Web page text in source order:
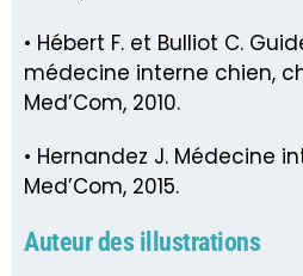
• Hébert F. et Bulliot C.
médecine interne chien,
Med’Com, 2010.
• Hernandez J. Médecine
Med’Com, 2015.
Auteur des illustrations